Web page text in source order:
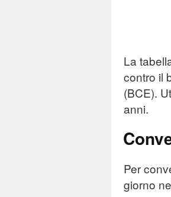
La
contro il
(BCE).
anni.
Per
giorno